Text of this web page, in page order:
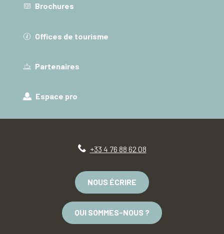
Brochures
Offices de tourisme
Partenaires
Espace pro
+33 4 76 88 62 08
NOUS ÉCRIRE
QUI SOMMES-NOUS ?